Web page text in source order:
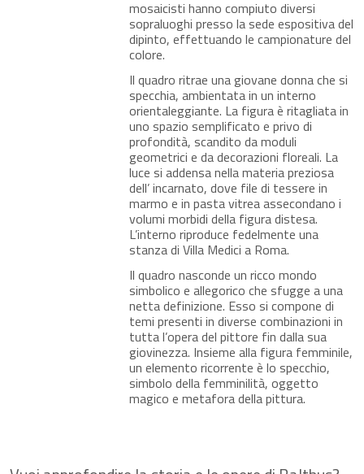
mosaicisti hanno compiuto diversi
sopraluoghi presso la sede espositiva del
dipinto, effettuando le campionature del
colore.
Il quadro ritrae una giovane donna che si
specchia, ambientata in un interno
orientaleggiante. La figura è ritagliata in
uno spazio semplificato e privo di
profondità, scandito da moduli
geometrici e da decorazioni floreali. La
luce si addensa nella materia preziosa
dell’ incarnato, dove file di tessere in
marmo e in pasta vitrea assecondano i
volumi morbidi della figura distesa.
L’interno riproduce fedelmente una
stanza di Villa Medici a Roma.
Il quadro nasconde un ricco mondo
simbolico e allegorico che sfugge a una
netta definizione. Esso si compone di
temi presenti in diverse combinazioni in
tutta l’opera del pittore fin dalla sua
giovinezza. Insieme alla figura femminile,
un elemento ricorrente è lo specchio,
simbolo della femminilità, oggetto
magico e metafora della pittura.